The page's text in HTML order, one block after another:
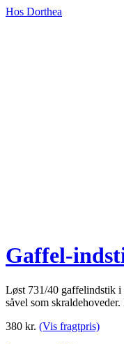
Hos Dorthea
Gaffel-
Løst 731/40 gaffelindstik
såvel som
380 kr. (Vis fragtpris)